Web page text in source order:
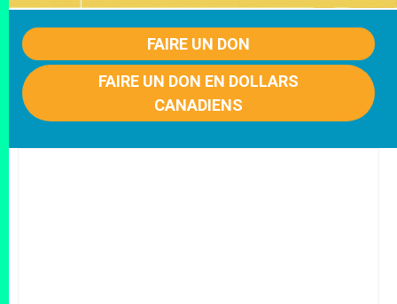
FAIRE UN DON
FAIRE UN DON EN DOLLARS
CANADIENS